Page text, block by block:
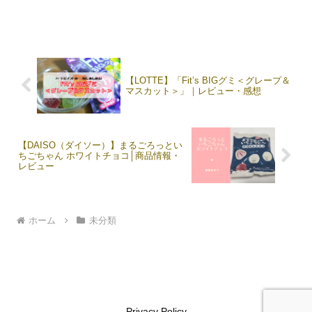
【LOTTE】「Fit’s BIGグミ＜グレープ＆
マスカット＞」｜レビュー・感想
【DAISO（ダイソー）】まるごろっとい
ちごちゃん ホワイトチョコ│商品情報・
レビュー
ホーム 未分類